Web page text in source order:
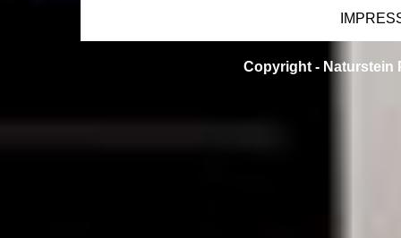
Copyright - Naturstein